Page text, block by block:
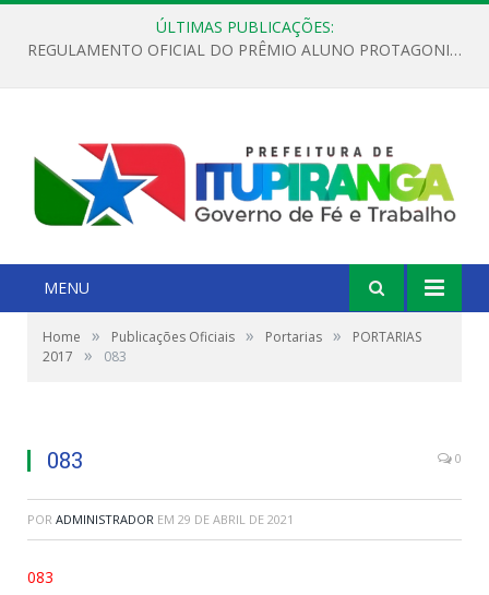
ÚLTIMAS PUBLICAÇÕES:
REGULAMENTO OFICIAL DO PRÊMIO ALUNO PROTAGONISTA – EDIÇÃO 2026
MENU
Home » Publicações Oficiais » Portarias »
PORTARIAS
2017
» 083
083 0
POR ADMINISTRADOR EM 29 DE ABRIL DE 2021
083